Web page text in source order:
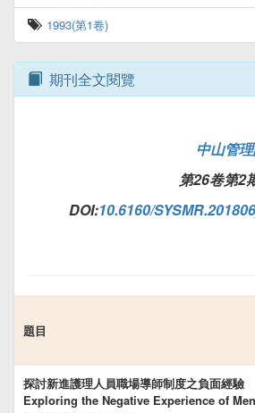
1993(第1卷)
期刊全文閱覽
中山管
第26卷第2
DOI:10.6160/
題目
探討新進護理人員職場導師制度之負面經驗
Exploring the Negative Experience of